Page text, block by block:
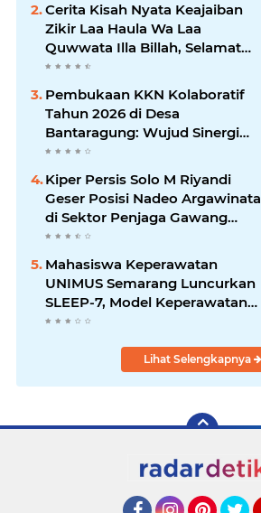
Cerita Kisah Nyata Keajaiban
Zikir Laa Haula Wa Laa
Quwwata Illa Billah, Selamat
dan Membawa Ratusan
Kambing
Pembukaan KKN Kolaboratif
Tahun 2026 di Desa
Bantaragung: Wujud Sinergi
Perguruan Tinggi dalam
Pemberdayaan Masyarakat
Kiper Persis Solo M Riyandi
Geser Posisi Nadeo Argawinata
di Sektor Penjaga Gawang
Timnas Indonesia
Mahasiswa Keperawatan
UNIMUS Semarang Luncurkan
SLEEP-7, Model Keperawatan
Digital Hibrida Berbasis Riset
Pasien HipertensiLihat Selengkapnya